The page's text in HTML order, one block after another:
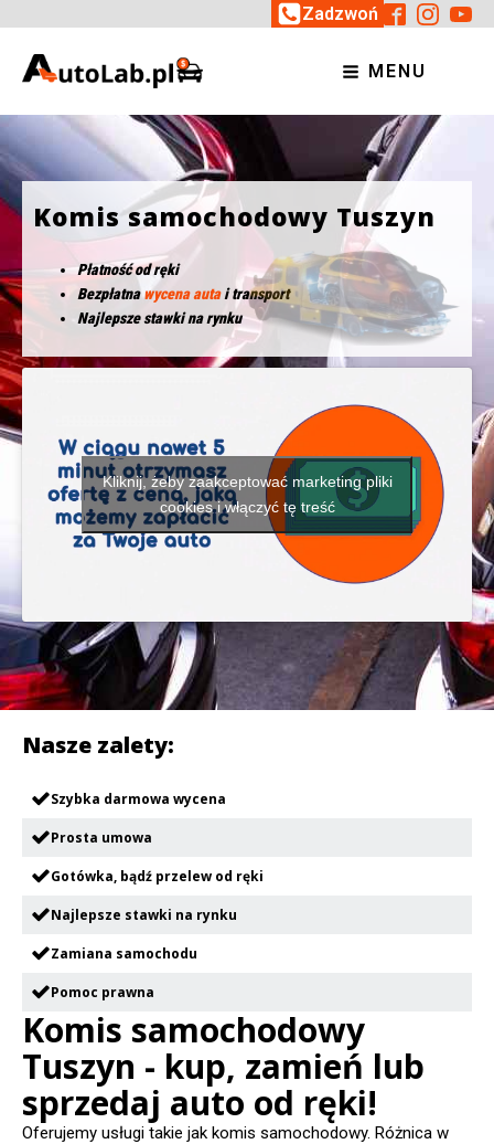
Zadzwoń
MENU
Komis samochodowy Tuszyn
Płatność od ręki
Bezpłatnawycena autai transport
Najlepsze stawki na rynku
Kliknij, żeby zaakceptować marketing pliki
cookies i włączyć tę treść
Nasze zalety:
Szybka darmowa wycena
Prosta umowa
Gotówka, bądź przelew od ręki
Najlepsze stawki na rynku
Zamiana samochodu
Pomoc prawna
Komis samochodowy
Tuszyn - kup, zamień lub
sprzedaj auto od ręki!
Oferujemy usługi takie jak komis samochodowy. Różnica w